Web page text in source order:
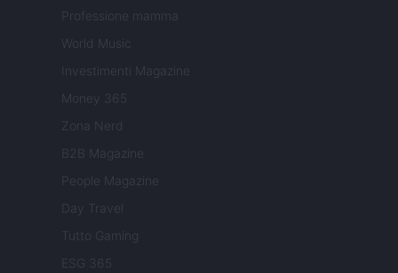
Professione mamma
World Music
Investimenti Magazine
Money 365
Zona Nerd
B2B Magazine
People Magazine
Day Travel
Tutto Gaming
ESG 365